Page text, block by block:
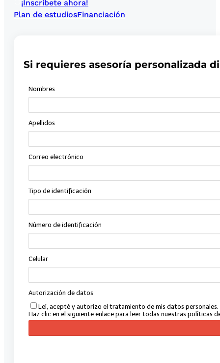
¡Inscríbete ahora!
Plan de estudiosFinanciación
Si requieres asesoría personalizada